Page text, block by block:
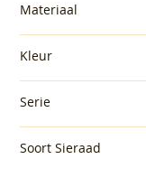
Materiaal
Kleur
Serie
Soort Sieraad